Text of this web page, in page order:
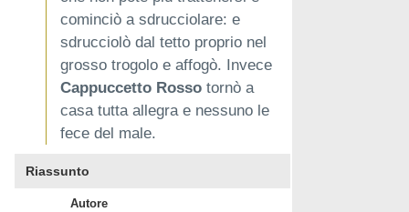
cominciò a sdrucciolare: e
sdrucciolò dal tetto proprio nel
grosso trogolo e affogò. Invece
Cappuccetto Rosso tornò a
casa tutta allegra e nessuno le
fece del male.
Riassunto
Autore